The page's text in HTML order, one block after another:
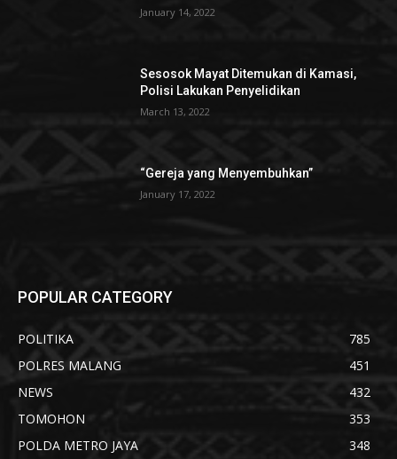
January 14, 2022
Sesosok Mayat Ditemukan di Kamasi,
Polisi Lakukan Penyelidikan
March 13, 2022
“Gereja yang Menyembuhkan”
January 17, 2022
POPULAR CATEGORY
POLITIKA
785
POLRES MALANG
451
NEWS
432
TOMOHON
353
POLDA METRO JAYA
348